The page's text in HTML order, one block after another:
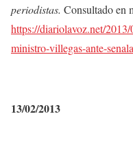
periodistas. Consultado en
https://diariolavoz.net/
ministro-villegas-ante-
13/02/2013